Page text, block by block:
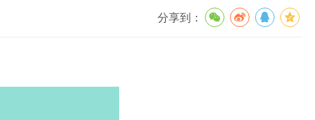
分享到：